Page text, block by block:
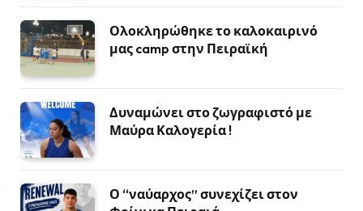
Ολοκληρώθηκε το καλοκαιρινό
μας camp στην Πειραϊκή
Δυναμώνει στο ζωγραφιστό με
Μαύρα Καλογερία !
Ο “ναύαρχος” συνεχίζει στον